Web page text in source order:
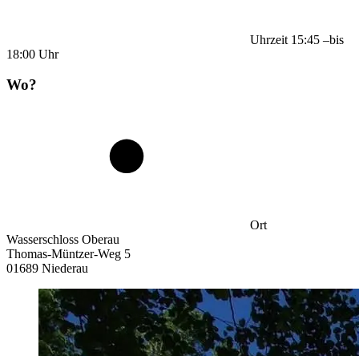
Uhrzeit 15:45 –bis
18:00 Uhr
Wo?
Ort
Wasserschloss Oberau
Thomas-Müntzer-Weg 5
01689 Niederau